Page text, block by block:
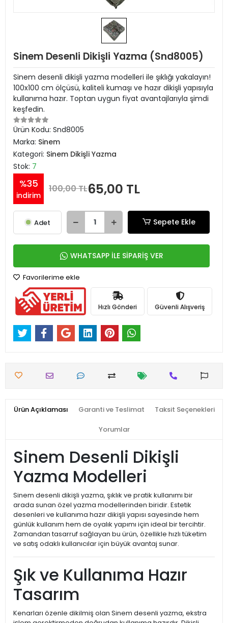
Sinem Desenli Dikişli Yazma (Snd8005)
Sinem desenli dikişli yazma modelleri ile şıklığı yakalayın!
100x100 cm ölçüsü, kaliteli kumaşı ve hazır dikişli yapısıyla
kullanıma hazır. Toptan uygun fiyat avantajlarıyla şimdi
keşfedin.
Ürün Kodu: Snd8005
Marka: Sinem
Kategori: Sinem Dikişli Yazma
Stok: 7
%35
indirim
100,00 TL65,00 TL
Adet Sepete Ekle
WHATSAPP İLE SİPARİŞ VER
Favorilerime ekle
Hızlı Gönderi Güvenli Alışveriş
Ürün Açıklaması Garanti ve Teslimat Taksit Seçenekleri
Yorumlar
Sinem Desenli Dikişli
Yazma Modelleri
Sinem desenli dikişli yazma, şıklık ve pratik kullanımı bir
arada sunan özel yazma modellerinden biridir. Estetik
desenleri ve kullanıma hazır dikişli yapısı sayesinde hem
günlük kullanım hem de oyalık yapımı için ideal bir tercihtir.
Zamandan tasarruf sağlayan bu ürün, özellikle hızlı tüketim
ve satış odaklı kullanıcılar için büyük avantaj sunar.
Şık ve Kullanıma Hazır
Tasarım
Kenarları özenle dikilmiş olan Sinem desenli yazma, ekstra